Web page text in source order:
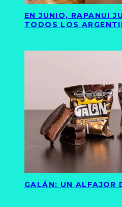
EN JUNIO, RAPANUI
TODOS LOS
GALÁN: UN ALFAJOR